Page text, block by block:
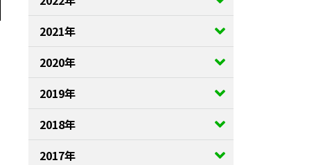
2021年
2020年
2019年
2018年
2017年